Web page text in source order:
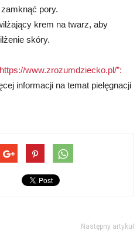
pory.
krem na twarz, aby
skóry.
www.zrozumdziecko.pl/”:
informacji na temat pielęgnacji
Następny artykuł